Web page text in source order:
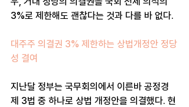
3%로 제한해도 괜찮다는 것과 다를 바 없다.
대주주 의결권 3% 제한하는 상법개정안 정당
성 결여
지난달 정부는 국무회의에서 이른바 공정경
제 3법 중 하나로 상법 개정안을 의결했다. 현